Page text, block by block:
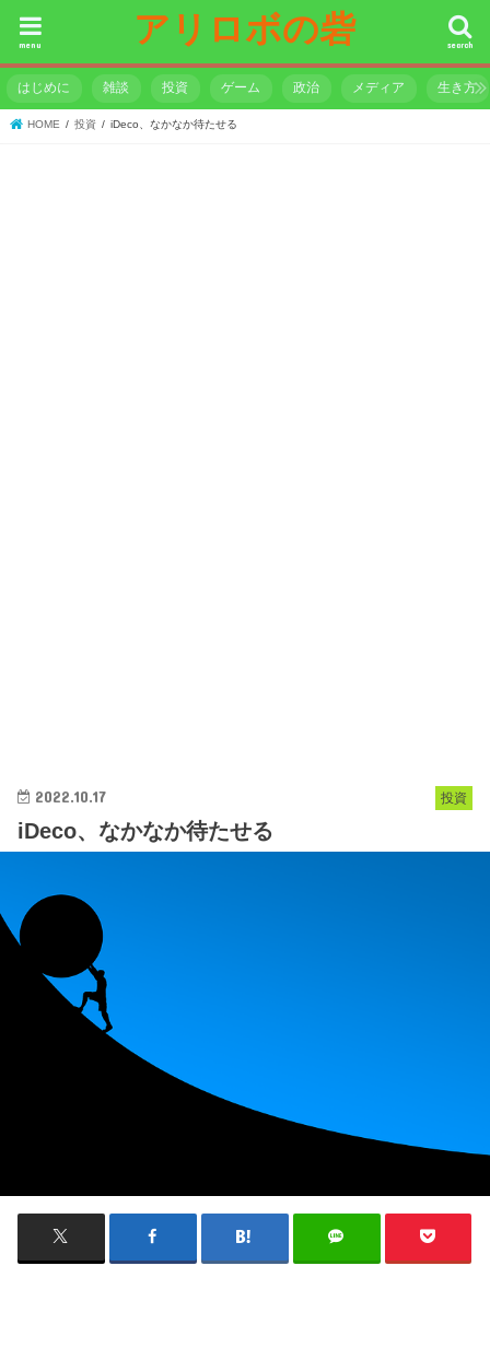
アリロボの砦 search
menu
はじめに 雑談 投資 ゲーム 政治 メディア 生き方
HOME 投資 iDeco、なかなか待たせる
投資
2022.10.17
iDeco、なかなか待たせる